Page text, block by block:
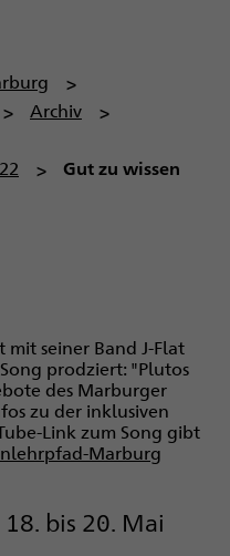
Archiv
Gut zu wissen
mit seiner Band J-Flat
prodziert: "Plutos
des Marburger
zu der inklusiven
Link zum Song gibt
Marburg
bis 20. Mai